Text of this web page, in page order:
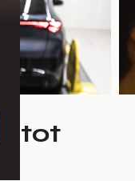
tot